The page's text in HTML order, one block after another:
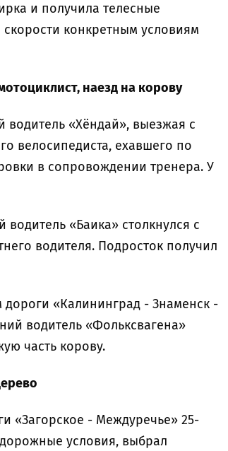
и получила телесные
конкретным условиям
наезд на корову
водитель «Хёндай», выезжая с
велосипедиста, ехавшего по
в сопровождении тренера. У
водитель «Баика» столкнулся с
водителя. Подросток получил
дороги «Калининград - Знаменск -
водитель «Фольксвагена»
часть корову.
«Загорское - Междуречье» 25-
условия, выбрал